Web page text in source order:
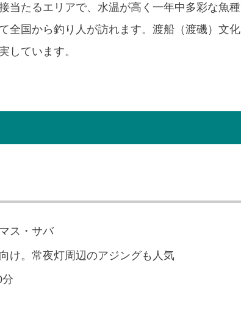
当たるエリアで、水温が高く一年中多彩な魚種
全国から釣り人が訪れます。渡船（渡磯）文化
しています。
ス・サバ
け。常夜灯周辺のアジングも人気